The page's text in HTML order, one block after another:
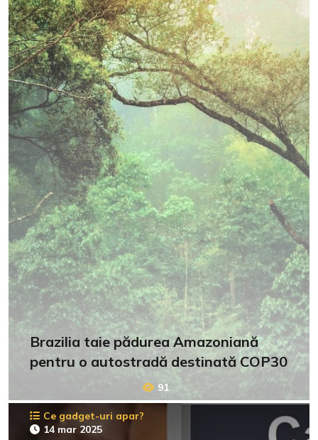
Brazilia taie pădurea Amazoniană
pentru o autostradă destinată COP30
91
Ce gadget-uri apar?
14 mar 2025